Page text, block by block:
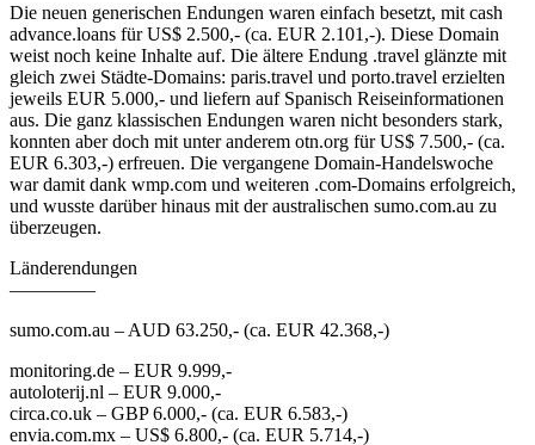
Die neuen generischen Endungen waren einfach besetzt, mit cash
advance.loans für US$ 2.500,- (ca. EUR 2.101,-). Diese Domain
weist noch keine Inhalte auf. Die ältere Endung .travel glänzte mit
gleich zwei Städte-Domains: paris.travel und porto.travel erzielten
jeweils EUR 5.000,- und liefern auf Spanisch Reiseinformationen
aus. Die ganz klassischen Endungen waren nicht besonders stark,
konnten aber doch mit unter anderem otn.org für US$ 7.500,- (ca.
EUR 6.303,-) erfreuen. Die vergangene Domain-Handelswoche
war damit dank wmp.com und weiteren .com-Domains erfolgreich,
und wusste darüber hinaus mit der australischen sumo.com.au zu
überzeugen.
Länderendungen
————–
sumo.com.au – AUD 63.250,- (ca. EUR 42.368,-)
monitoring.de – EUR 9.999,-
autoloterij.nl – EUR 9.000,-
circa.co.uk – GBP 6.000,- (ca. EUR 6.583,-)
envia.com.mx – US$ 6.800,- (ca. EUR 5.714,-)